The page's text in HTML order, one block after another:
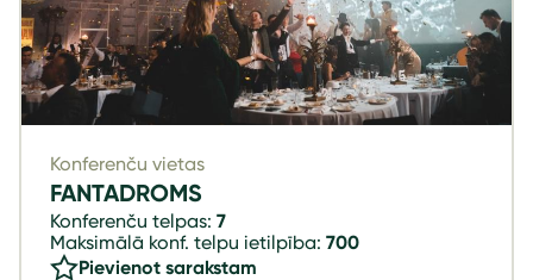
Konferenču vietas
FANTADROMS
Konferenču telpas: 7
Maksimālā konf. telpu ietilpība: 700
Pievienot sarakstam